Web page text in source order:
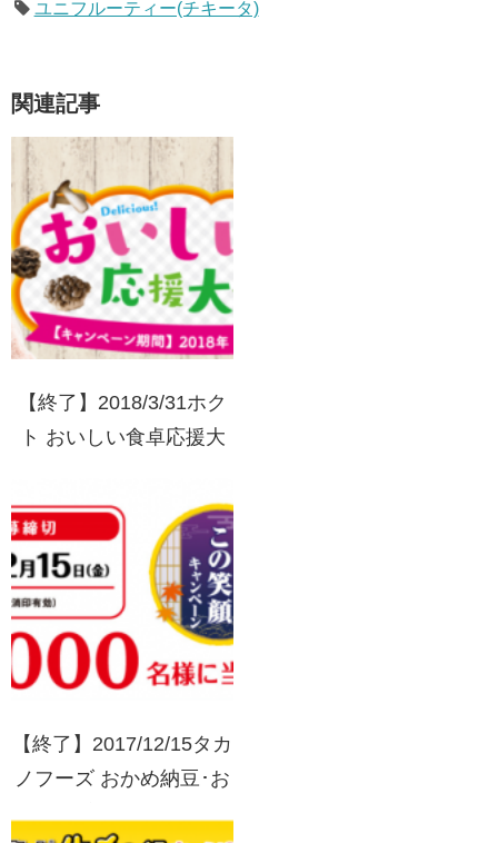
ユニフルーティー(チキータ)
関連記事
【終了】2018/3/31ホク
ト おいしい食卓応援大
めて当たる！
【終了】2017/12/15タカ
ノフーズ おかめ納豆･お